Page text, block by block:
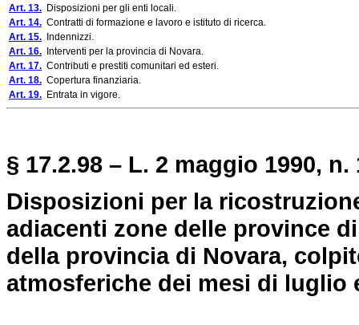
Art. 13. Disposizioni per gli enti locali.
Art. 14. Contratti di formazione e lavoro e istituto di ricerca.
Art. 15. Indennizzi.
Art. 16. Interventi per la provincia di Novara.
Art. 17. Contributi e prestiti comunitari ed esteri.
Art. 18. Copertura finanziaria.
Art. 19. Entrata in vigore.
§ 17.2.98 – L. 2 maggio 1990, n.
Disposizioni per la
adiacenti zone delle province
della provincia di Novara,
atmosferiche dei mesi di luglio